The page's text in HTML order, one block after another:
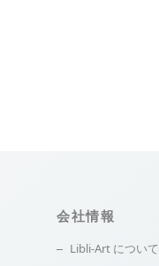
会社情報
Libli-Art について